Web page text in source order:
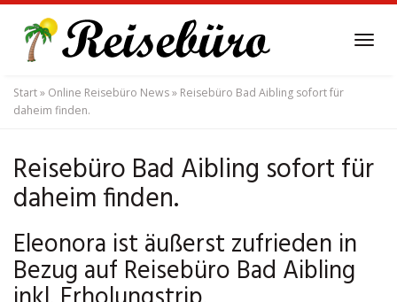
main
content
Start» Online Reisebüro News» Reisebüro Bad Aibling sofort für
daheim finden.
Reisebüro Bad Aibling sofort für
daheim finden.
Eleonora ist äußerst zufrieden in
Bezug auf Reisebüro Bad Aibling